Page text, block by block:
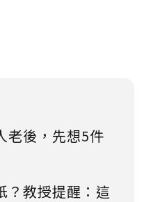
老後，先想5件
？教授提醒：這